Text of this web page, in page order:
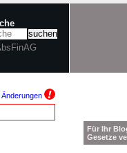
Änderungen
Für Ihr
Gesetze